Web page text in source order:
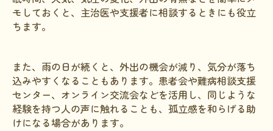
モしておくと、主治医や支援者に相談するときにも役立
ちます。
また、雨の日が続くと、外出の機会が減り、気分が落ち
込みやすくなることもあります。患者会や難病相談支援
センター、オンライン交流会などを活用し、同じような
経験を持つ人の声に触れることも、孤立感を和らげる助
けになる場合があります。